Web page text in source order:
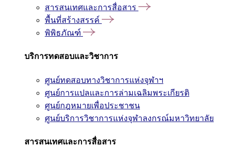
สารสนเทศและการสื่อสาร
พื้นที่สร้างสรรค์
พิพิธภัณฑ์
บริการทดสอบและวิชาการ
ศูนย์ทดสอบทางวิชาการแห่งจุฬาฯ
ศูนย์การแปลและการล่ามเฉลิมพระเกียรติ
ศูนย์กฎหมายเพื่อประชาชน
ศูนย์บริการวิชาการแห่งจุฬาลงกรณ์มหาวิทยาลัย
สารสนเทศและการสื่อสาร